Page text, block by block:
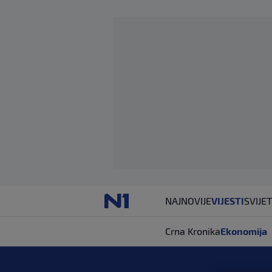
NAJNOVIJEVIJESTISVIJET
Crna KronikaEkonomija